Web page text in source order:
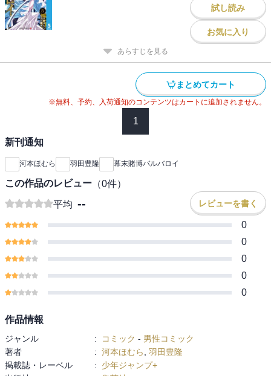
試し読み
お気に入り
あらすじを見る
まとめてカート
※無料、予約、入荷通知のコンテンツはカートに追加されません。
1
新刊通知
河本ほむら 羽田豊隆 幕末賭博バルバロイ
この作品のレビュー （0件）
平均 -- レビューを書く
0
0
0
0
0
作品情報
ジャンル : コミック - 男性コミック
著者
: 河本ほむら
羽田豊隆
掲載誌・レーベル
:
少年ジャンプ+